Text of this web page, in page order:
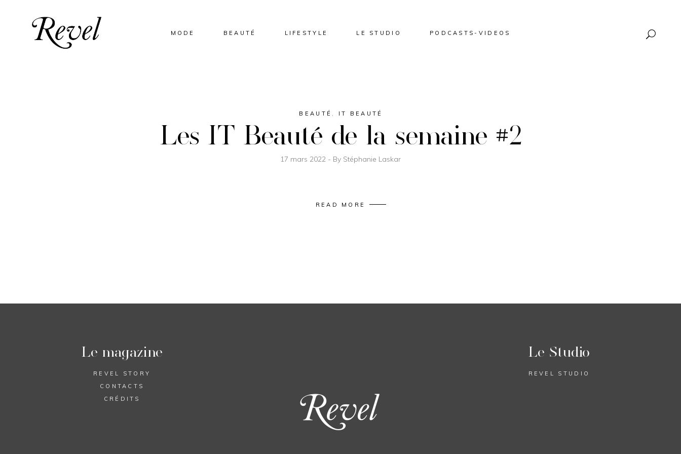
MODE BEAUTÉ LIFESTYLE LE STUDIO PODCASTS-VIDEOS
BEAUTÉ , IT BEAUTÉ
Les IT Beauté de la semaine #2
17 mars 2022 By Stéphanie Laskar
READ MORE
Le magazine
REVEL STORY
CONTACTS
CRÉDITS
Le Studio
REVEL STUDIO